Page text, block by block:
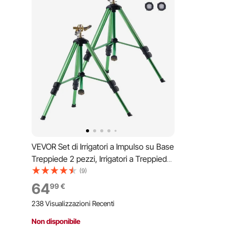
VEVOR Set di Irrigatori a Impulso su Base
Treppiede 2 pezzi, Irrigatori a Treppiede
a Impatto Girevole 360° da Giardino,
Testine in Ottone, Altezza Regolabile a 3
Livelli Raggio di Spruzzo di 13m
(9)
6499€
238 Visualizzazioni Recenti
Non disponibile